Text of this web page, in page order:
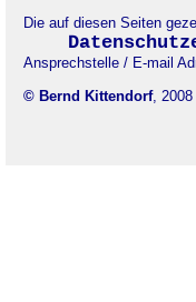
Die auf diesen Seiten
Ansprechstelle / E-mail
© Bernd Kittendorf, 2008